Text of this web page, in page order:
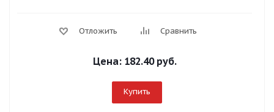
Отложить Сравнить
Цена: 182.40 руб.
Купить